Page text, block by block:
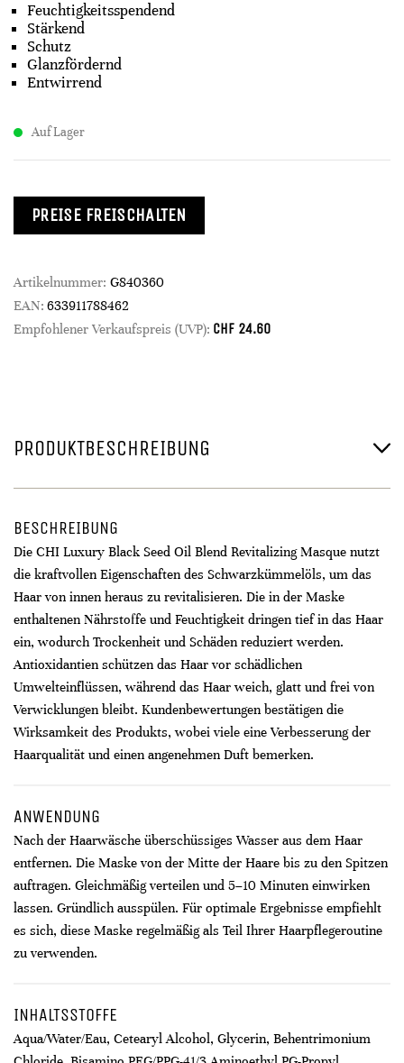
Feuchtigkeitsspendend
Stärkend
Schutz
Glanzfördernd
Entwirrend
Auf Lager
PREISE FREISCHALTEN
Artikelnummer: G840360
EAN: 633911788462
Empfohlener Verkaufspreis (UVP): CHF 24.60
PRODUKTBESCHREIBUNG
BESCHREIBUNG
Die CHI Luxury Black Seed Oil Blend Revitalizing Masque nutzt
die kraftvollen Eigenschaften des Schwarzkümmelöls, um das
Haar von innen heraus zu revitalisieren. Die in der Maske
enthaltenen Nährstoffe und Feuchtigkeit dringen tief in das Haar
ein, wodurch Trockenheit und Schäden reduziert werden.
Antioxidantien schützen das Haar vor schädlichen
Umwelteinflüssen, während das Haar weich, glatt und frei von
Verwicklungen bleibt. Kundenbewertungen bestätigen die
Wirksamkeit des Produkts, wobei viele eine Verbesserung der
Haarqualität und einen angenehmen Duft bemerken.
ANWENDUNG
Nach der Haarwäsche überschüssiges Wasser aus dem Haar
entfernen. Die Maske von der Mitte der Haare bis zu den Spitzen
auftragen. Gleichmäßig verteilen und 5–10 Minuten einwirken
lassen. Gründlich ausspülen. Für optimale Ergebnisse empfiehlt
es sich, diese Maske regelmäßig als Teil Ihrer Haarpflegeroutine
zu verwenden.
INHALTSSTOFFE
Aqua/Water/Eau, Cetearyl Alcohol, Glycerin, Behentrimonium